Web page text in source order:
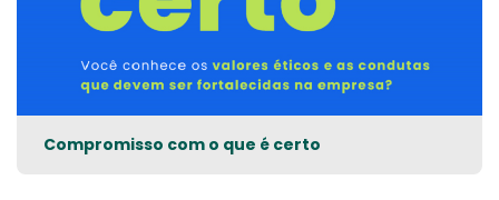
Compromisso com o que é certo